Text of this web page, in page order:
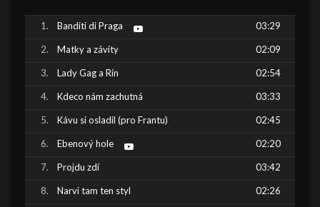
Banditi di Praga 03:29
Matky a závity 02:09
Lady Gag a Rin 02:54
Kdeco nám zachutná 03:33
Kávu si osladil (pro Frantu) 02:45
Ebenový hole 02:20
Projdu zdí 03:42
Narvi tam ten styl 02:26